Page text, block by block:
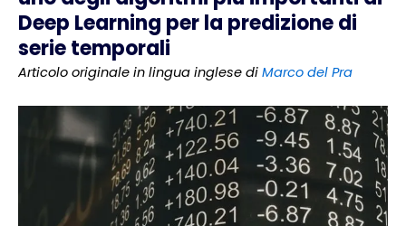
Deep Learning per la predizione di
serie temporali
Articolo originale in lingua inglese di Marco del Pra